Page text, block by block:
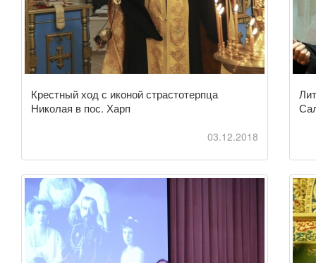
Крестный ход с иконой страстотерпца
Николая в пос. Харп
03.12.2018